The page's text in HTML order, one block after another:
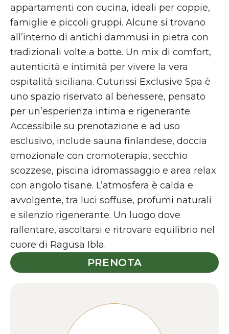
appartamenti con cucina, ideali per coppie,
famiglie e piccoli gruppi. Alcune si trovano
all’interno di antichi dammusi in pietra con
tradizionali volte a botte. Un mix di comfort,
autenticità e intimità per vivere la vera
ospitalità siciliana. Cuturissi Exclusive Spa è
uno spazio riservato al benessere, pensato
per un’esperienza intima e rigenerante.
Accessibile su prenotazione e ad uso
esclusivo, include sauna finlandese, doccia
emozionale con cromoterapia, secchio
scozzese, piscina idromassaggio e area relax
con angolo tisane. L’atmosfera è calda e
avvolgente, tra luci soffuse, profumi naturali
e silenzio rigenerante. Un luogo dove
rallentare, ascoltarsi e ritrovare equilibrio nel
cuore di Ragusa Ibla.
PRENOTA